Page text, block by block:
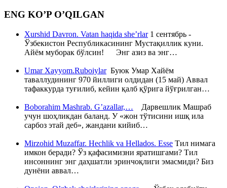
ENG KO’P O’QILGAN
Xurshid Davron. Vatan haqida she’rlar1 сентябрь -
Ўзбекистон Республикасининг Мустақиллик куни.
Айём муборак бўлсин! Энг азиз ва энг…
Umar Xayyom.RuboiylarБуюк Умар Хайём
таваллудининг 970 йиллиги олдидан (15 май) Аввал
тафаккурда туғилиб, кейин қалб қўрига йўғрилган…
Boborahim Mashrab. G’azallar,… Дарвешлик Машраб
учун шоҳликдан баланд. У «жон тўтисини ишқ ила
сарбоз этай деб», жандани кийиб…
Mirzohid Muzaffar. Hechlik va Hellados. Esse Тил нимага
имкон беради? Ўз қафасимизни яратишгами? Тил
инсоннинг энг даҳшатли эринчоқлиги эмасмиди? Биз
дунёни аввал…